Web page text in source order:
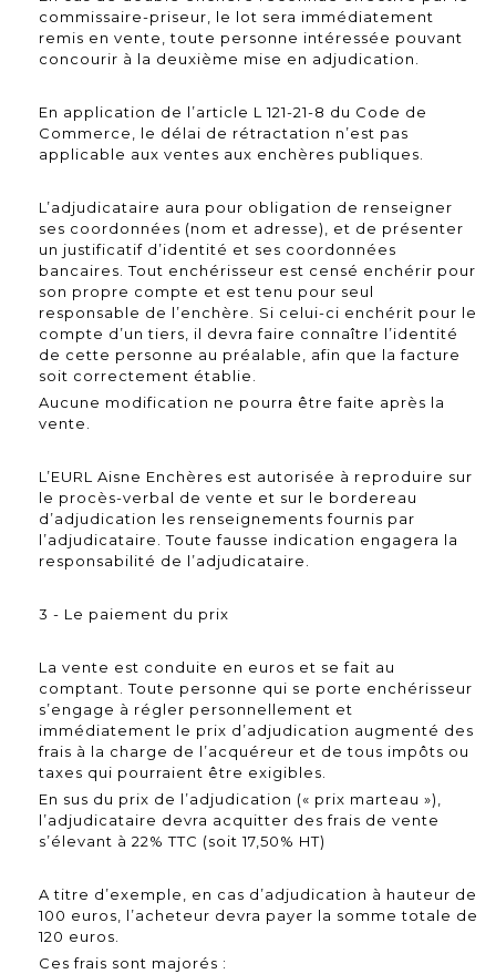
commissaire-priseur, le lot sera immédiatement
remis en vente, toute personne intéressée pouvant
concourir à la deuxième mise en adjudication.
En application de l’article L 121-21-8 du Code de
Commerce, le délai de rétractation n’est pas
applicable aux ventes aux enchères publiques.
L’adjudicataire aura pour obligation de renseigner
ses coordonnées (nom et adresse), et de présenter
un justificatif d’identité et ses coordonnées
bancaires. Tout enchérisseur est censé enchérir pour
son propre compte et est tenu pour seul
responsable de l’enchère. Si celui-ci enchérit pour le
compte d’un tiers, il devra faire connaître l’identité
de cette personne au préalable, afin que la facture
soit correctement établie.
Aucune modification ne pourra être faite après la
vente.
L’EURL Aisne Enchères est autorisée à reproduire sur
le procès-verbal de vente et sur le bordereau
d’adjudication les renseignements fournis par
l’adjudicataire. Toute fausse indication engagera la
responsabilité de l’adjudicataire.
3 - Le paiement du prix
La vente est conduite en euros et se fait au
comptant. Toute personne qui se porte enchérisseur
s’engage à régler personnellement et
immédiatement le prix d’adjudication augmenté des
frais à la charge de l’acquéreur et de tous impôts ou
taxes qui pourraient être exigibles.
En sus du prix de l’adjudication (« prix marteau »),
l’adjudicataire devra acquitter des frais de vente
s’élevant à 22% TTC (soit 17,50% HT)
A titre d’exemple, en cas d’adjudication à hauteur de
100 euros, l’acheteur devra payer la somme totale de
120 euros.
Ces frais sont majorés :